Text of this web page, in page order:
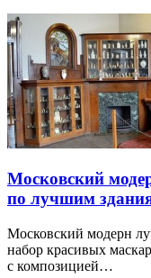
Московский
по лучшим
Московский модерн
набор красивых
с композицией…